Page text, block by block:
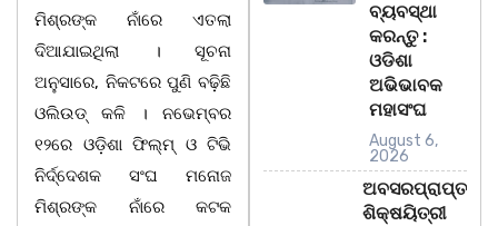
ମିଶ୍ରଙ୍କ ନାଁରେ ଏତଲା
ଦିଆଯାଇଥିଲା । ସୂଚନା
ଅନୁସାରେ, ନିକଟରେ ପୁଣି ବଢ଼ିଛି
ଓଲିଉଡ୍ କଳି । ନଭେମ୍ବର
୧୨ରେ ଓଡ଼ିଶା ଫିଲ୍ମ୍ ଓ ଟିଭି
ନିର୍ଦ୍ଦେଶକ ସଂଘ ମନୋଜ
ମିଶ୍ରଙ୍କ ନାଁରେ କଟକ
ବ୍ୟବସ୍ଥା
କରନ୍ତୁ :
ଓଡିଶା
ଅଭିଭାବକ
ମହାସଂଘ
August 6,
2026
ଅବସରପ୍ରାପ୍ତ
ଶିକ୍ଷୟିତ୍ରୀ